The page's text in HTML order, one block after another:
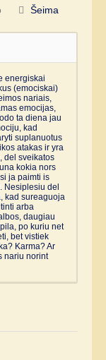
Šeima
energiskai
(emociskai)
nariais,
emocijas,
ta diena jau
kad
suplanuotus
atakas ir yra
del sveikatos
kokia nors
ja paimti is
Nesiplesiu del
kad sureaguoja
arba
daugiau
po kuriu net
bet vistiek
Karma? Ar
nariu norint